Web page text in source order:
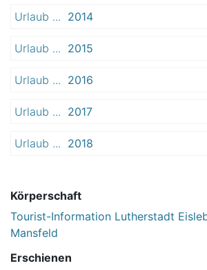
Urlaub ... 2014
Urlaub ... 2015
Urlaub ... 2016
Urlaub ... 2017
Urlaub ... 2018
Körperschaft
Tourist-Information Lutherstadt
Mansfeld
Erschienen